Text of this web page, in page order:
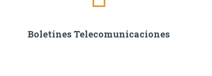
Boletines Telecomunicaciones